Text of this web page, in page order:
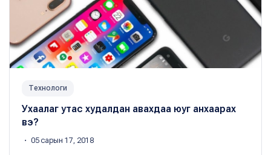
Технологи
Ухаалаг утас худалдан авахдаа юуг анхаарах
вэ?
・ 05 сарын 17, 2018